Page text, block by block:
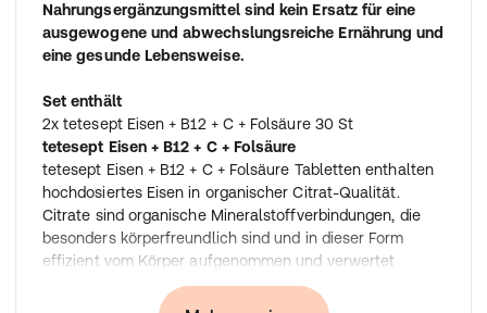
Nahrungsergänzungsmittel sind kein Ersatz für eine
ausgewogene und abwechslungsreiche Ernährung und
eine gesunde Lebensweise.
Set enthält
2x tetesept Eisen + B12 + C + Folsäure 30 St
tetesept Eisen + B12 + C + Folsäure
tetesept Eisen + B12 + C + Folsäure Tabletten enthalten
hochdosiertes Eisen in organischer Citrat-Qualität.
Citrate sind organische Mineralstoffverbindungen, die
besonders körperfreundlich sind und in dieser Form
effizient vom Körper aufgenommen und verwertet
werden können. Die ausgewogene Kombination mit
Vitamin B12 unterstützt den Energiestoffwechsel